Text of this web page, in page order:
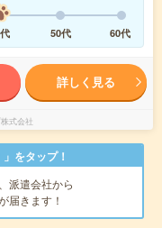
50代 60代
詳しく見る
式会社
をタップ！
派遣会社から
届きます！